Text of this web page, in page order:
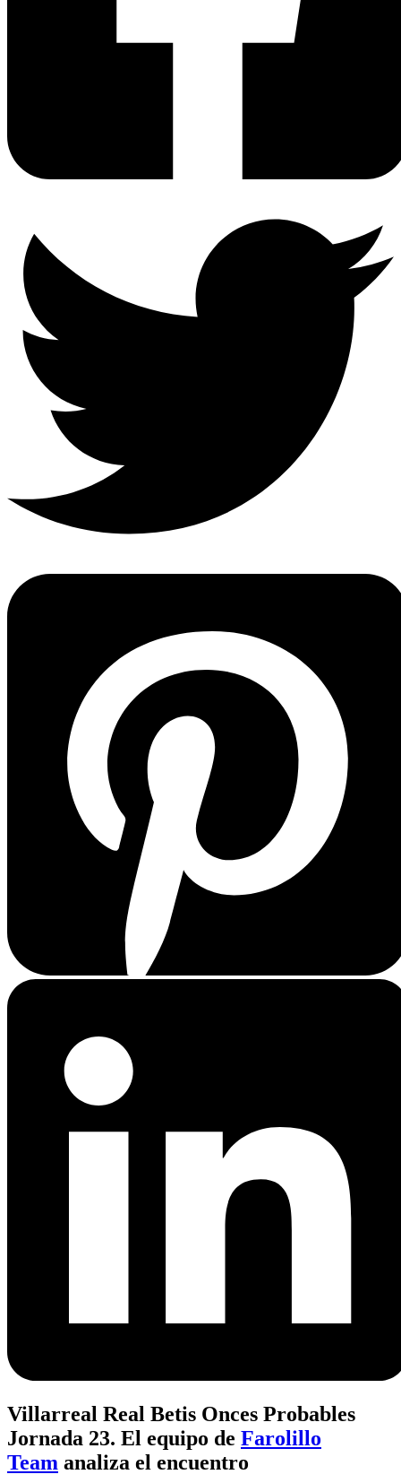
Villarreal Real Betis Onces Probables
Jornada 23. El equipo de Farolillo
Team analiza el encuentro